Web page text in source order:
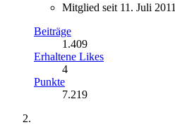
Mitglied seit 11. Juli 2011
Beiträge
1.409
Erhaltene Likes
4
Punkte
7.219